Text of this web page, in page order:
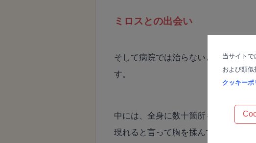
ミロスとの出会い
そして病院では治らないと思った母
す。
中には、全身に数十箇所もナゾの液
現れると言って胸を揉んでばかりの
当サイトで
および類似
クッキーポ